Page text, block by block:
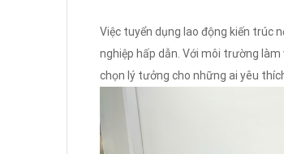
Việc tuyển dụng lao động kiến trúc
nghiệp hấp dẫn. Với môi trường làm
chọn lý tưởng cho những ai yêu